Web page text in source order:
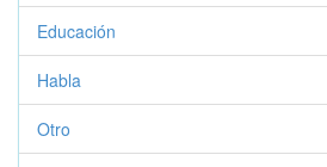
Educación
Habla
Otro